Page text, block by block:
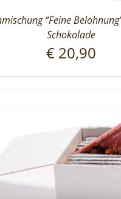
“Feine
Schokolade
€ 20,90